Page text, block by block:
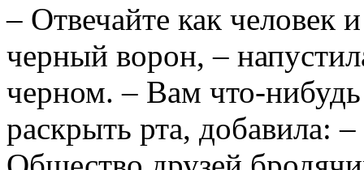
– Отвечайте как человек
черный ворон, –
черном. – Вам что-
раскрыть рта, добавила: